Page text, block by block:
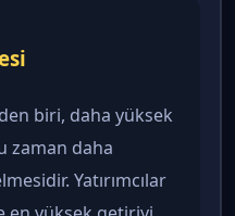
biri, daha yüksek
zaman daha
Yatırımcılar